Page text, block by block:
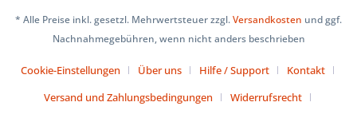
* Alle Preise inkl. gesetzl. Mehrwertsteuer zzgl.Versandkosten und ggf.
Nachnahmegebühren, wenn nicht anders beschrieben
Cookie-Einstellungen Über uns Hilfe / Support
Kontakt
Versand und Zahlungsbedingungen
Widerrufsrecht